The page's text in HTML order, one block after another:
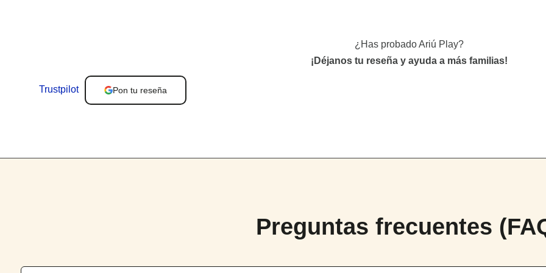
¿Has probado Ariú Play?
¡Déjanos tu reseña y ayuda a más familias!
Trustpilot Pon tu reseña
Preguntas frecuentes